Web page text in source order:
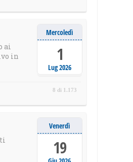
ai
in
Lug 2026
Mercoledì
1
8 di 1.173
Venerdì
19